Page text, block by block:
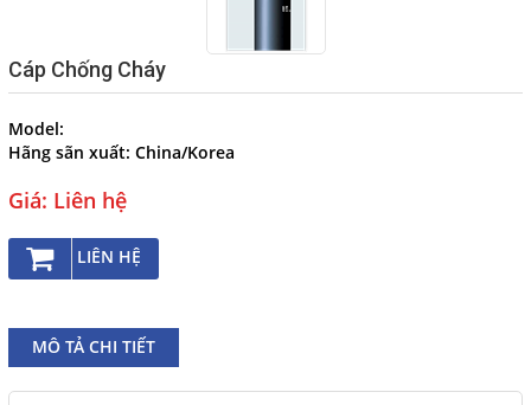
Cáp Chống Cháy
Model:
Hãng sãn xuất: China/Korea
Giá: Liên hệ
LIÊN HỆ
MÔ TẢ CHI TIẾT
CÁP ĐIỆN HÀNG HẢI - CÁP
OFSOR
Dịch vụ
Tiếng Việt